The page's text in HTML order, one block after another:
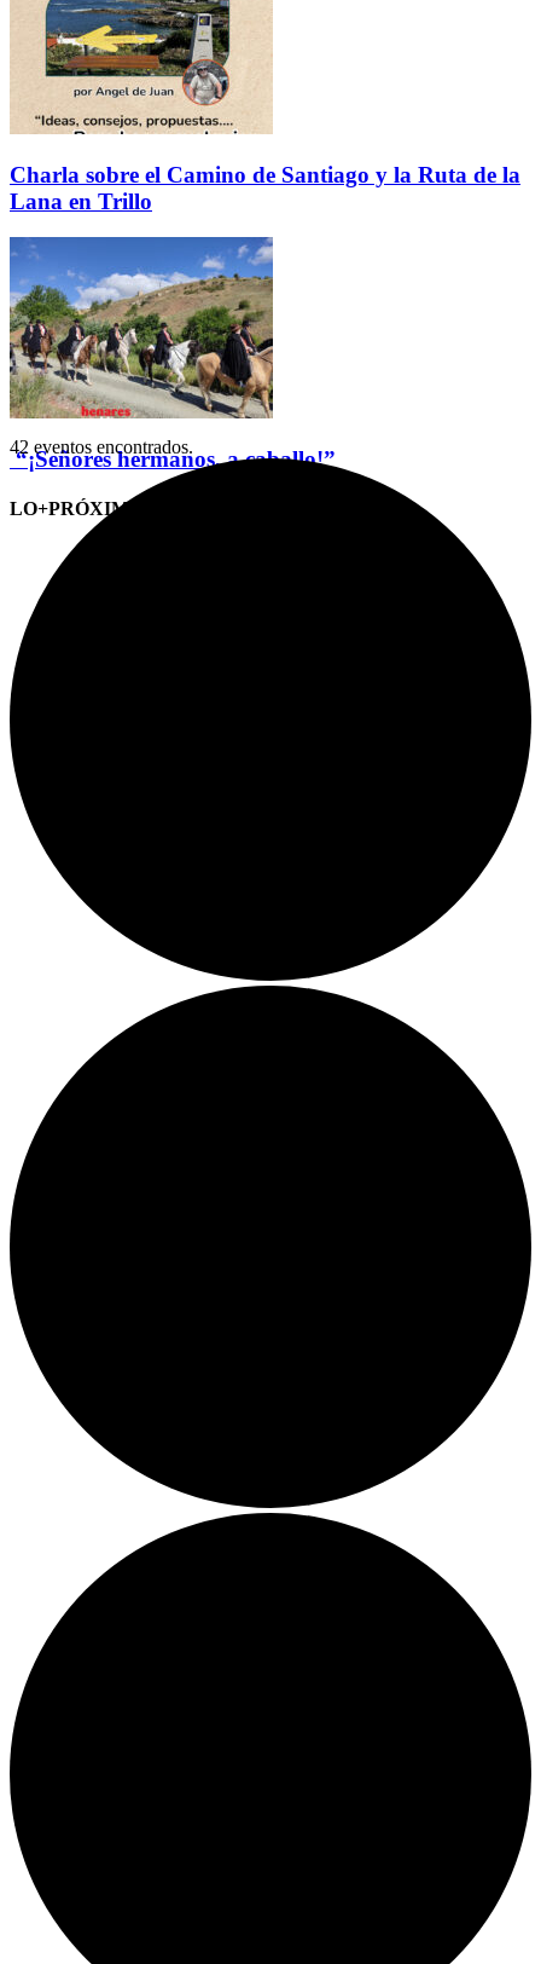
Charla sobre el Camino de Santiago y la Ruta de la
Lana en Trillo
“¡Señores hermanos, a caballo!”
LO+PRÓXIMO (CITAS)
42 eventos encontrados.